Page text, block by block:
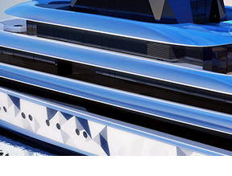
INICIO
NOSOTROS
EMBARCACIONES
MOTORES
SERVICIOS